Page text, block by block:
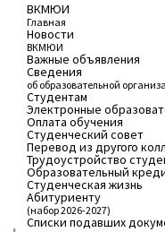
ВКМЮИ
Главная
Новости
ВКМЮИ
Важные объявления
Сведения
об образовательной
Студентам
Электронные
Оплата обучения
Студенческий совет
Перевод из другого
Трудоустройство
Образовательный
Студенческая жизнь
Абитуриенту
(набор 2026-2027)
Списки подавших